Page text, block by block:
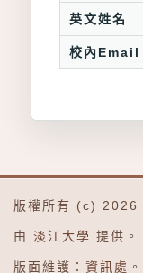
英文姓名
校內Email
版權所有 (c) 2026
由 淡江大學 提供。
版面維護： 資訊處 。